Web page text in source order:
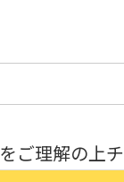
をご理解の上